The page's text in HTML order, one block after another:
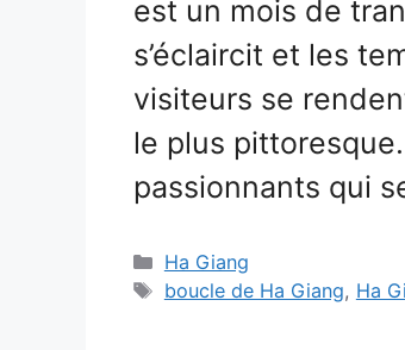
est un mois de
s’éclaircit et les
visiteurs se
le plus
passionnants qui
Catégories
Ha Giang
Étiquettes
boucle de Ha Giang, Ha